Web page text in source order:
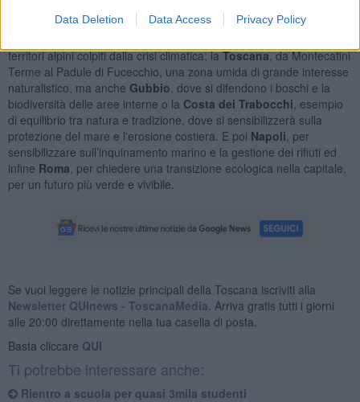
Data Deletion Data Access Privacy Policy
sostenibile e alla difesa dei paesaggi rurali minacciati dalla
territori alpini colpiti dalla crisi climatica; laToscana, da Montecatini
Terme al Padule di Fucecchio, una zona umida di grande interesse
naturalistico, ma anche Gubbio , dove si difendono i boschi e la
biodiversità delle aree interne o la Costa dei Trabocchi , esempio
di equilibrio tra natura e tradizione, dove si sensibilizzerà sulla
protezione del mare e l'erosione costiera. E poi Napoli , per
sensibilizzare sull’inquinamento marino e la gestione dei rifiuti ed
infine Roma , per chiedere una transizione ecologica nella capitale,
per un futuro più verde e vivibile.
Se vuoi leggere le notizie principali della Toscana iscriviti alla
Newsletter QUInews - ToscanaMedia. Arriva gratis tutti i giorni
alle 20:00 direttamente nella tua casella di posta.
Basta cliccare QUI
Ti potrebbe interessare anche:
Rientro a scuola per quasi 3mila studenti